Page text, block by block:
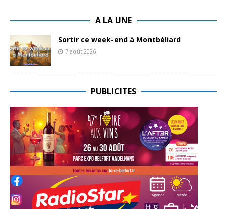
A LA UNE
Sortir ce week-end à Montbéliard
7 août 2026
PUBLICITES